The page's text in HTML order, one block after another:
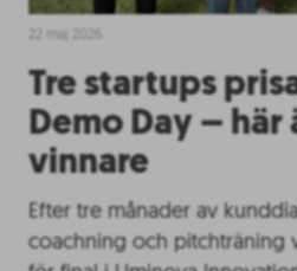
Tre startups
Demo Day – här
vinnare
Efter tre månader av
coachning och pitchträning